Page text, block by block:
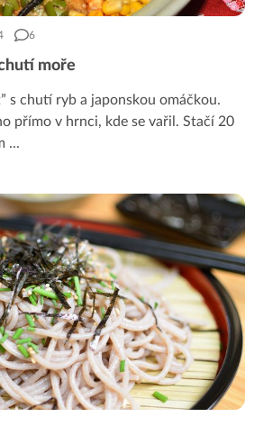
6
moře
s chutí ryb a japonskou omáčkou.
přímo v hrnci, kde se vařil. Stačí 20
...